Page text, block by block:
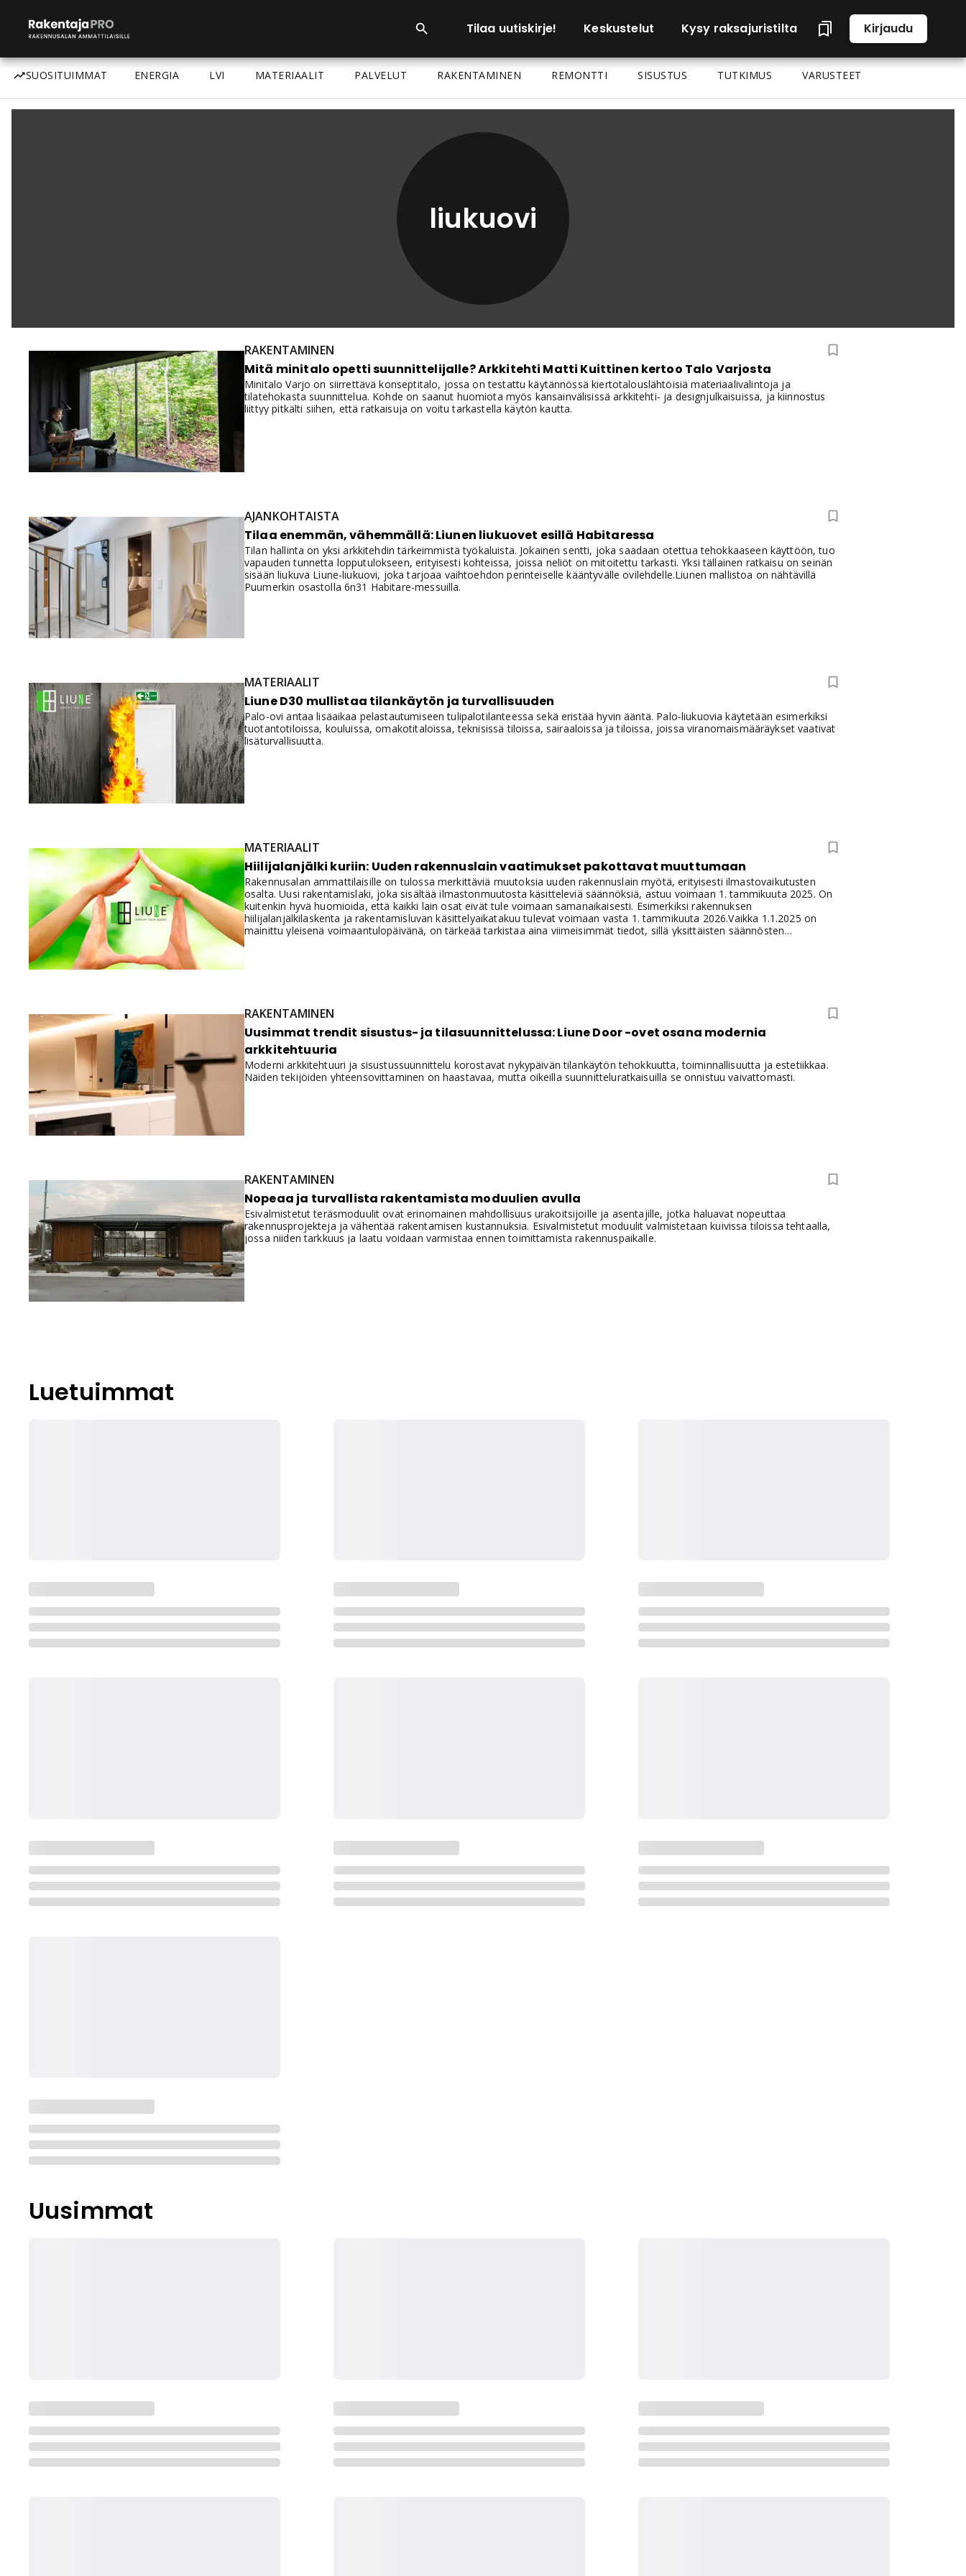
Tilaa uutiskirje! Keskustelut Kysy raksajuristilta Kirjaudu
SUOSITUIMMAT ENERGIA LVI MATERIAALIT PALVELUT RAKENTAMINEN REMONTTI SISUSTUS TUTKIMUS VARUSTEET
liukuovi
RAKENTAMINEN
Mitä minitalo opetti suunnittelijalle? Arkkitehti Matti Kuittinen kertoo Talo Varjosta
Minitalo Varjo on siirrettävä konseptitalo, jossa on testattu käytännössä kiertotalouslähtöisiä materiaalivalintoja ja
tilatehokasta suunnittelua. Kohde on saanut huomiota myös kansainvälisissä arkkitehti- ja designjulkaisuissa, ja kiinnostus
liittyy pitkälti siihen, että ratkaisuja on voitu tarkastella käytön kautta.
AJANKOHTAISTA
Tilaa enemmän, vähemmällä: Liunen liukuovet esillä Habitaressa
Tilan hallinta on yksi arkkitehdin tärkeimmistä työkaluista. Jokainen sentti, joka saadaan otettua tehokkaaseen käyttöön, tuo
vapauden tunnetta lopputulokseen, erityisesti kohteissa, joissa neliöt on mitoitettu tarkasti. Yksi tällainen ratkaisu on seinän
sisään liukuva Liune-liukuovi, joka tarjoaa vaihtoehdon perinteiselle kääntyvälle ovilehdelle.Liunen mallistoa on nähtävillä
Puumerkin osastolla 6n31 Habitare-messuilla.
MATERIAALIT
Liune D30 mullistaa tilankäytön ja turvallisuuden
Palo-ovi antaa lisäaikaa pelastautumiseen tulipalotilanteessa sekä eristää hyvin ääntä. Palo-liukuovia käytetään esimerkiksi
tuotantotiloissa, kouluissa, omakotitaloissa, teknisissä tiloissa, sairaaloissa ja tiloissa, joissa viranomaismääräykset vaativat
lisäturvallisuutta.
MATERIAALIT
Hiilijalanjälki kuriin: Uuden rakennuslain vaatimukset pakottavat muuttumaan
Rakennusalan ammattilaisille on tulossa merkittäviä muutoksia uuden rakennuslain myötä, erityisesti ilmastovaikutusten
osalta. Uusi rakentamislaki, joka sisältää ilmastonmuutosta käsitteleviä säännöksiä, astuu voimaan 1. tammikuuta 2025. On
kuitenkin hyvä huomioida, että kaikki lain osat eivät tule voimaan samanaikaisesti. Esimerkiksi rakennuksen
hiilijalanjälkilaskenta ja rakentamisluvan käsittelyaikatakuu tulevat voimaan vasta 1. tammikuuta 2026.Vaikka 1.1.2025 on
mainittu yleisenä voimaantulopäivänä, on tärkeää tarkistaa aina viimeisimmät tiedot, sillä yksittäisten säännösten
RAKENTAMINEN
Uusimmat trendit sisustus- ja tilasuunnittelussa: Liune Door -ovet osana modernia
arkkitehtuuria
Moderni arkkitehtuuri ja sisustussuunnittelu korostavat nykypäivän tilankäytön tehokkuutta, toiminnallisuutta ja estetiikkaa.
Näiden tekijöiden yhteensovittaminen on haastavaa, mutta oikeilla suunnitteluratkaisuilla se onnistuu vaivattomasti.
RAKENTAMINEN
Nopeaa ja turvallista rakentamista moduulien avulla
Esivalmistetut teräsmoduulit ovat erinomainen mahdollisuus urakoitsijoille ja asentajille, jotka haluavat nopeuttaa
rakennusprojekteja ja vähentää rakentamisen kustannuksia. Esivalmistetut moduulit valmistetaan kuivissa tiloissa tehtaalla,
jossa niiden tarkkuus ja laatu voidaan varmistaa ennen toimittamista rakennuspaikalle.
Luetuimmat
Uusimmat